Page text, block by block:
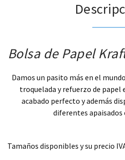
Bolsa de Papel
Damos un pasito más en el
troquelada y refuerzo de papel
acabado perfecto y además
diferentes
Tamaños disponibles y su precio